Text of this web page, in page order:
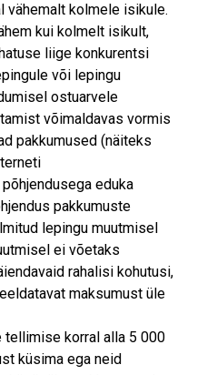
vähemalt kolmele isikule.
kui kolmelt isikult,
liige konkurentsi
või lepingu
ostuarvele
võimaldavas vormis
pakkumused (näiteks
eduka
pakkumuste
lepingu muutmisel
ei võetaks
rahalisi kohutusi,
maksumust üle
korral alla 5 000
küsima ega neid